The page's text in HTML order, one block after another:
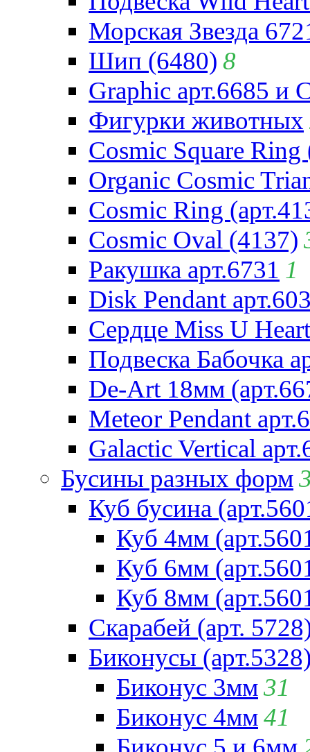
Морская Звезда
Шип (6480) 8
Graphic арт.6685 и
Фигурки животных
Cosmic Square Ring
Organic Cosmic
Cosmic Ring
Cosmic Oval (4137)
Ракушка арт.6731 1
Disk Pendant
Сердце Miss U
Подвеска Бабочка
De-Art 18мм
Meteor Pendant
Galactic Vertical
Бусины разных форм
Куб бусина
Куб 4мм
Куб 6мм
Куб 8мм
Скарабей (арт.
Биконусы
Биконус 3мм31
Биконус 4мм41